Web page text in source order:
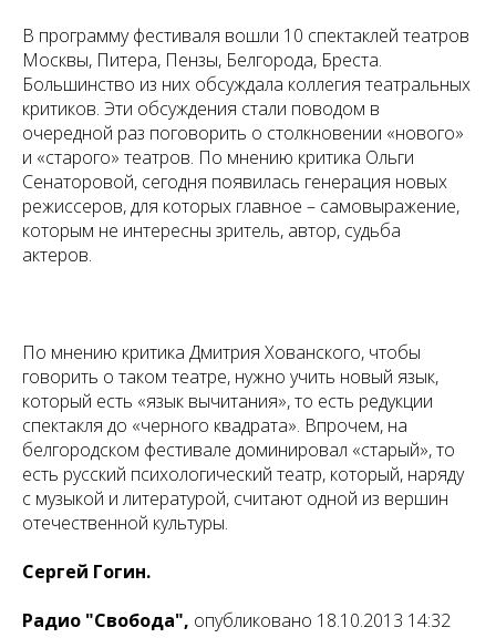
В программу фестиваля вошли 10 спектаклей театров
Москвы, Питера, Пензы, Белгорода, Бреста.
Большинство из них обсуждала коллегия театральных
критиков. Эти обсуждения стали поводом в
очередной раз поговорить о столкновении «нового»
и «старого» театров. По мнению критика Ольги
Сенаторовой, сегодня появилась генерация новых
режиссеров, для которых главное – самовыражение,
которым не интересны зритель, автор, судьба
актеров.
По мнению критика Дмитрия Хованского, чтобы
говорить о таком театре, нужно учить новый язык,
который есть «язык вычитания», то есть редукции
спектакля до «черного квадрата». Впрочем, на
белгородском фестивале доминировал «старый», то
есть русский психологический театр, который, наряду
с музыкой и литературой, считают одной из вершин
отечественной культуры.
Сергей Гогин.
Радио "Свобода", опубликовано 18.10.2013 14:32